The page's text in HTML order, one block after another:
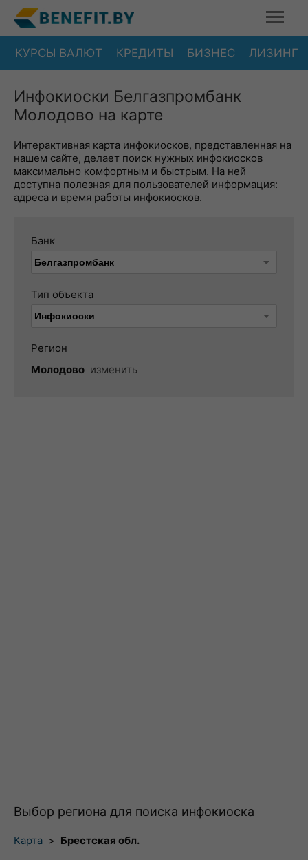
КУРСЫ ВАЛЮТ КРЕДИТЫ БИЗНЕС ЛИЗИНГ
Инфокиоски Белгазпромбанк
Молодово на карте
Интерактивная карта инфокиосков, представленная на
нашем сайте, делает поиск нужных инфокиосков
максимально комфортным и быстрым. На ней
доступна полезная для пользователей информация:
адреса и время работы инфокиосков.
Банк
Тип объекта
Регион
Молодово изменить
Выбор региона для поиска инфокиоска
Карта > Брестская обл.